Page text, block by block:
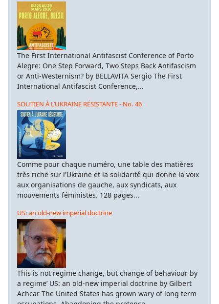
The First International Antifascist Conference of Porto
Alegre: One Step Forward, Two Steps Back Antifascism
or Anti-Westernism? by BELLAVITA Sergio The First
International Antifascist Conference,...
SOUTIEN À L’UKRAINE RÉSISTANTE - No. 46
Comme pour chaque numéro, une table des matières
très riche sur l'Ukraine et la solidarité qui donne la voix
aux organisations de gauche, aux syndicats, aux
mouvements féministes. 128 pages...
US: an old-new imperial doctrine
This is not regime change, but change of behaviour by
a regime’ US: an old-new imperial doctrine by Gilbert
Achcar The United States has grown wary of long term